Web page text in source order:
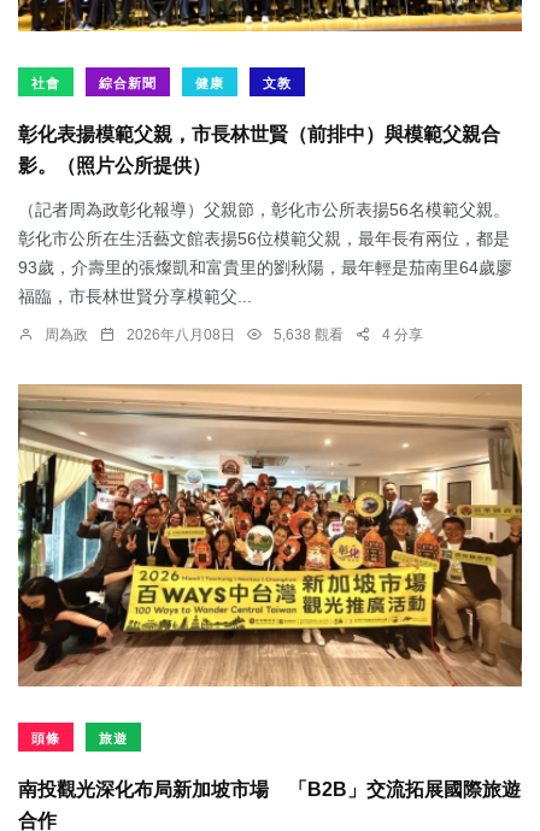
社會 綜合新聞 健康 文教
彰化表揚模範父親，市長林世賢（前排中）與模範父親合
影。（照片公所提供）
（記者周為政彰化報導）父親節，彰化市公所表揚56名模範父親。
彰化市公所在生活藝文館表揚56位模範父親，最年長有兩位，都是
93歲，介壽里的張燦凱和富貴里的劉秋陽，最年輕是茄南里64歲廖
福臨，市長林世賢分享模範父...
周為政 2026年八月08日 5,638 觀看 4 分享
頭條 旅遊
南投觀光深化布局新加坡市場 「B2B」交流拓展國際旅遊
合作